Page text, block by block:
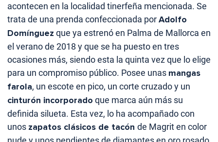
acontecen en la localidad tinerfeña mencionada. Se
trata de una prenda confeccionada porAdolfo
Domínguez que ya estrenó en Palma de Mallorca en
el verano de 2018 y que se ha puesto en tres
ocasiones más, siendo esta la quinta vez que lo elige
para un compromiso público. Posee unas mangas
farola, un escote en pico, un corte cruzado y un
cinturón incorporado que marca aún más su
definida silueta. Esta vez, lo ha acompañado con
unos zapatos clásicos de tacón de Magrit en color